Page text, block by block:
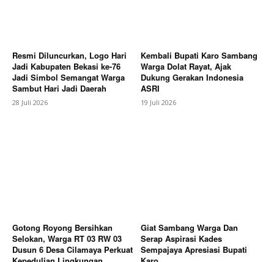
News Week
Magazine PRO
SUBSCRIBE NOW
Resmi Diluncurkan, Logo Hari
Jadi Kabupaten Bekasi ke-76
Jadi Simbol Semangat Warga
Sambut Hari Jadi Daerah
28 Juli 2026
Kembali Bupati Karo Sambang
Warga Dolat Rayat, Ajak
Dukung Gerakan Indonesia
ASRI
19 Juli 2026
Gotong Royong Bersihkan
Selokan, Warga RT 03 RW 03
Dusun 6 Desa Cilamaya Perkuat
Giat Sambang Warga Dan
Serap Aspirasi Kades
Sempajaya Apresiasi Bupati